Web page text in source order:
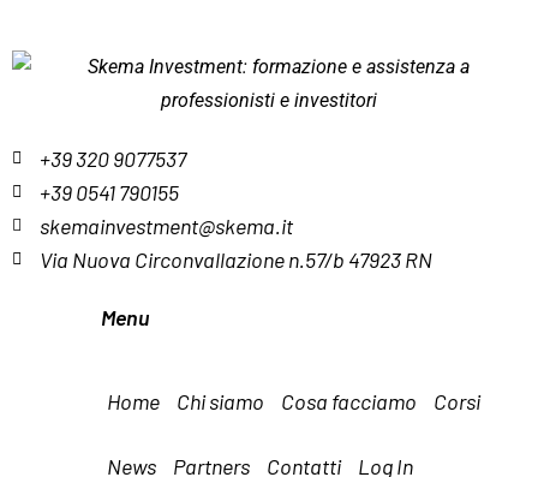
+39 320 9077537
+39 0541 790155
skemainvestment@skema.it
Via Nuova Circonvallazione n.57/b 47923 RN
Menu
Home Chi siamo Cosa facciamo Corsi
News Partners Contatti Log In